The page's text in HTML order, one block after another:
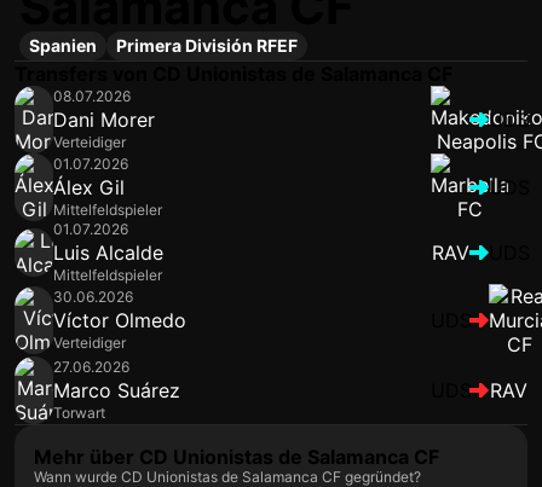
Spanien Primera División RFEF
08.07.2026
Dani Morer
Verteidiger
UDS
01.07.2026
Álex Gil
Mittelfeldspieler
UDS
01.07.2026
Luis Alcalde
Mittelfeldspieler
RAV
30.06.2026
Víctor Olmedo
Verteidiger
UDS
27.06.2026
Marco Suárez
Torwart
UDS RAV
Mehr über CD Unionistas de Salamanca CF
Wann wurde CD Unionistas de Salamanca CF gegründet?